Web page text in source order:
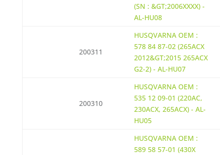
(SN : &GT;2006XXXX) -
AL-HU08
200311
HUSQVARNA OEM :
578 84 87-02 (265ACX
2012&GT;2015 265ACX
G2-2) - AL-HU07
200310
HUSQVARNA OEM :
535 12 09-01 (220AC,
230ACX, 265ACX) - AL-
HU05
HUSQVARNA OEM :
589 58 57-01 (430X